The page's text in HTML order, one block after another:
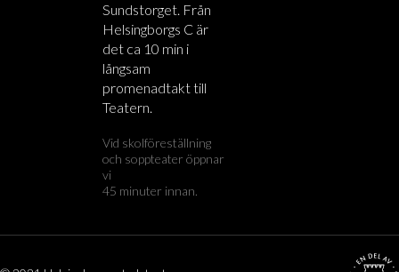
Sundstorget. Från
Helsingborgs C är
det ca 10 min i
långsam
promenadtakt till
Teatern.
Vid skolföreställning
och soppteater öppnar
vi
45 minuter innan.